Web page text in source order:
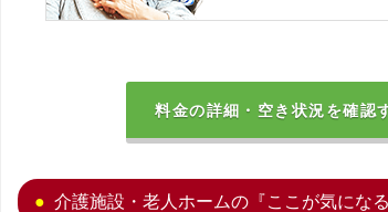
料金の詳細・空き状況を確認
介護施設・老人ホームの『ここが気にな